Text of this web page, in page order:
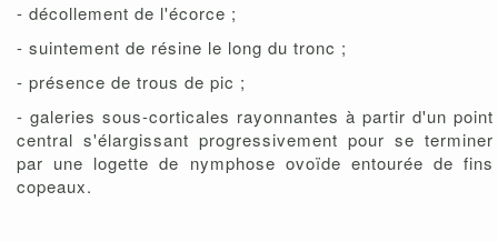
- décollement de l'écorce ;
- suintement de résine le long du tronc ;
- présence de trous de pic ;
- galeries sous-corticales rayonnantes à partir d'un point
central s'élargissant progressivement pour se terminer
par une logette de nymphose ovoïde entourée de fins
copeaux.